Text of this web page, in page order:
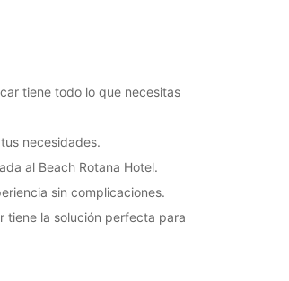
tiene todo lo que necesitas
necesidades.
al Beach Rotana Hotel.
sin complicaciones.
tiene la solución perfecta para